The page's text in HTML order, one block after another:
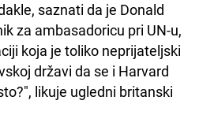
saznati da je Donald
za ambasadoricu pri UN-u,
koja je toliko neprijateljski
državi da se i Harvard
likuje ugledni britanski